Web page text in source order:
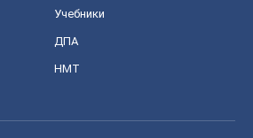
Учебники
ДПА
НМТ